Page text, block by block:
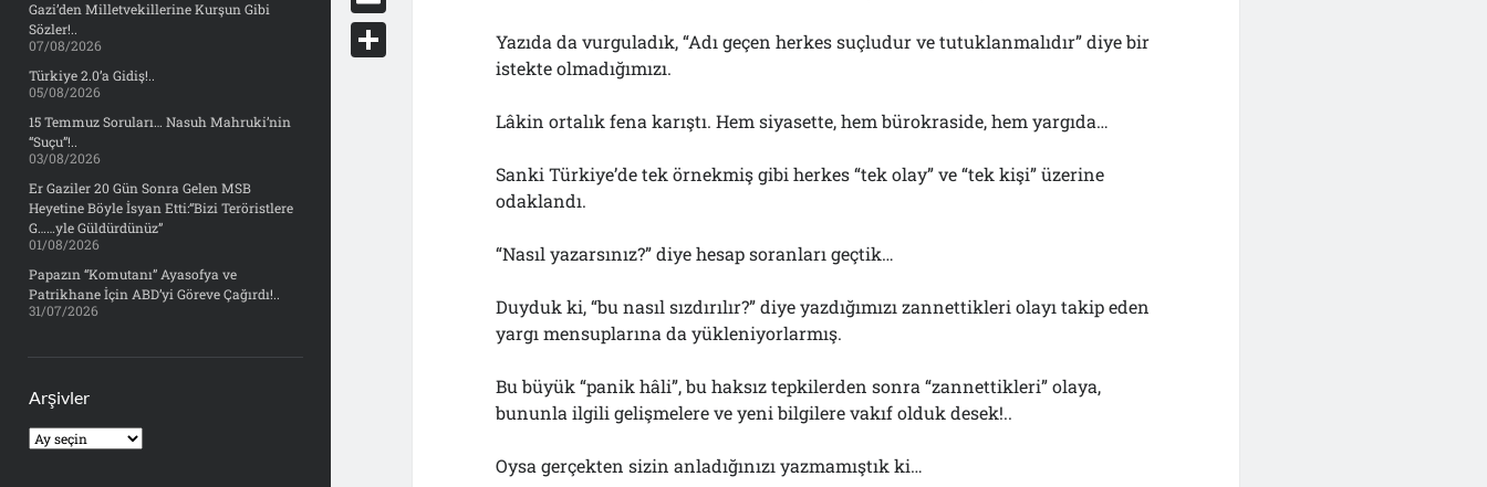
Gazi’den Milletvekillerine Kurşun Gibi
Sözler!..
07/08/2026
Türkiye 2.0’a Gidiş!..
05/08/2026
15 Temmuz Soruları… Nasuh Mahruki’nin
“Suçu”!..
03/08/2026
Er Gaziler 20 Gün Sonra Gelen MSB
Heyetine Böyle İsyan Etti:“Bizi Teröristlere
G……yle Güldürdünüz”
01/08/2026
Papazın “Komutanı” Ayasofya ve
Patrikhane İçin ABD’yi Göreve Çağırdı!..
31/07/2026
Arşivler
Arşivler
Yazıda da vurguladık, “Adı geçen herkes suçludur ve tutuklanmalıdır” diye bir
istekte olmadığımızı.
Lâkin ortalık fena karıştı. Hem siyasette, hem bürokraside, hem yargıda…
Sanki Türkiye’de tek örnekmiş gibi herkes “tek olay” ve “tek kişi” üzerine
odaklandı.
“Nasıl yazarsınız?” diye hesap soranları geçtik…
Duyduk ki, “bu nasıl sızdırılır?” diye yazdığımızı zannettikleri olayı takip eden
yargı mensuplarına da yükleniyorlarmış.
Bu büyük “panik hâli”, bu haksız tepkilerden sonra “zannettikleri” olaya,
bununla ilgili gelişmelere ve yeni bilgilere vakıf olduk desek!..
Oysa gerçekten sizin anladığınızı yazmamıştık ki…
y
db
d
d
o
c
E